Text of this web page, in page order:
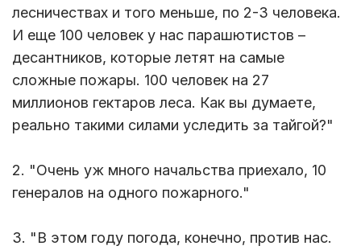
лесничествах и того меньше, по 2-3 человека.
И еще 100 человек у нас парашютистов –
десантников, которые летят на самые
сложные пожары. 100 человек на 27
миллионов гектаров леса. Как вы думаете,
реально такими силами уследить за тайгой?"
2. "Очень уж много начальства приехало, 10
генералов на одного пожарного."
3. "В этом году погода, конечно, против нас.